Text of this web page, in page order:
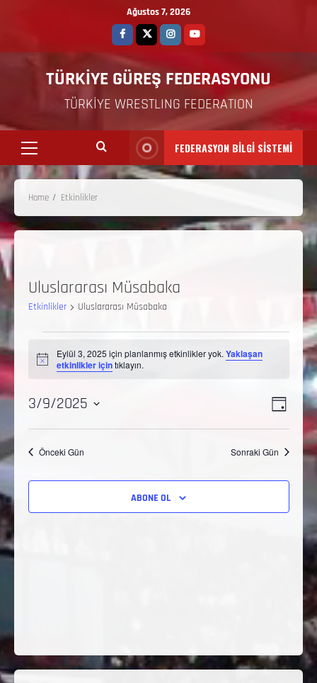
Ağustos 7, 2026
TÜRKİYE GÜREŞ FEDERASYONU
TÜRKİYE WRESTLING FEDERATION
FEDERASYON BİLGİ SİSTEMİ
Home Etkinlikler
Uluslararası Müsabaka
Etkinlikler Uluslararası Müsabaka
Notice
Eylül 3, 2025 için planlanmış etkinlikler yok.Yaklaşan
etkinlikler içintıklayın.
GÜN
3/9/2025
Tarih
seç.Önceki Gün Sonraki Gün
ABONE OL